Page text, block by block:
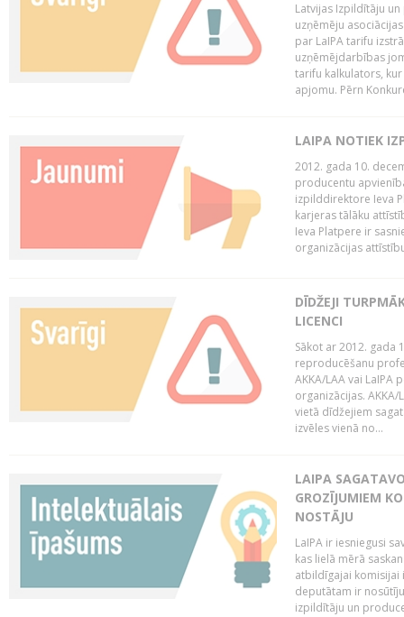
Latvijas Izpildītāju
uzņēmēju
par LaIPA tarifu
uzņēmējdarbības
tarifu kalkulators,
apjomu. Pērn
LAIPA NOTIEK
2012. gada 10.
producentu
izpilddirektore Ieva
karjeras tālāku
Ieva Platpere ir
organizācijas
DĪDŽEJI
LICENCI
Sākot ar 2012. gada
reproducēšanu
AKKA/LAA vai LaIPA
organizācijas.
vietā dīdžejiem
izvēles vienā no...
LAIPA
GROZĪJUMIEM
NOSTĀJU
LaIPA ir iesniegusi
kas lielā mērā
atbildīgajai komisijai
deputātam ir
izpildītāju un